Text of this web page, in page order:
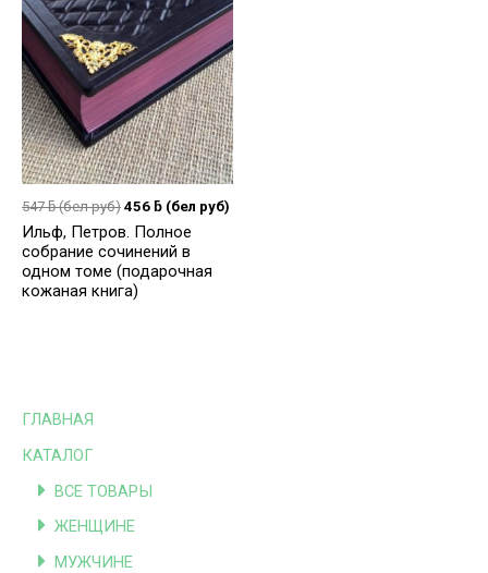
ГЛАВНАЯ
КАТАЛОГ
ВСЕ ТОВАРЫ
ЖЕНЩИНЕ
МУЖЧИНЕ
547ƃ(бел руб) 456 ƃ (бел руб)
Ильф, Петров. Полное
собрание сочинений в
одном томе (подарочная
кожаная книга)